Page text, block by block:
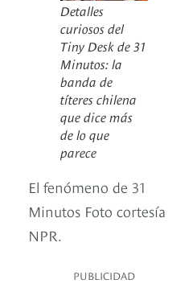
Detalles
curiosos del
Tiny Desk de 31
Minutos: la
banda de
títeres chilena
que dice más
de lo que
parece
El fenómeno de 31
Minutos Foto cortesía
NPR.
PUBLICIDAD